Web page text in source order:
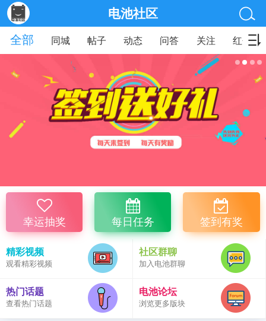
电池社区
全部
同城 帖子 动态 问答 关注 红包
幸运抽奖 每日任务 签到有奖
精彩视频
观看精彩视频
社区群聊
加入电池群聊
热门话题
查看热门话题
电池论坛
浏览更多版块